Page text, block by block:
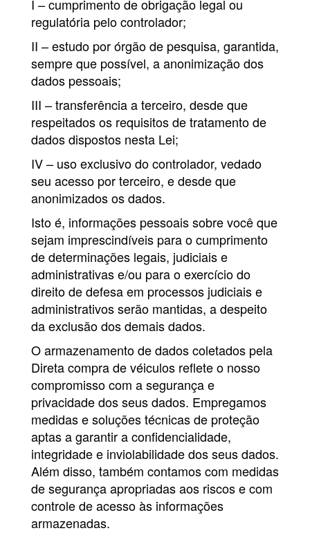
I – cumprimento de obrigação legal ou
regulatória pelo controlador;
II – estudo por órgão de pesquisa, garantida,
sempre que possível, a anonimização dos
dados pessoais;
III – transferência a terceiro, desde que
respeitados os requisitos de tratamento de
dados dispostos nesta Lei;
IV – uso exclusivo do controlador, vedado
seu acesso por terceiro, e desde que
anonimizados os dados.
Isto é, informações pessoais sobre você que
sejam imprescindíveis para o cumprimento
de determinações legais, judiciais e
administrativas e/ou para o exercício do
direito de defesa em processos judiciais e
administrativos serão mantidas, a despeito
da exclusão dos demais dados.
O armazenamento de dados coletados pela
Direta compra de véiculos reflete o nosso
compromisso com a segurança e
privacidade dos seus dados. Empregamos
medidas e soluções técnicas de proteção
aptas a garantir a confidencialidade,
integridade e inviolabilidade dos seus dados.
Além disso, também contamos com medidas
de segurança apropriadas aos riscos e com
controle de acesso às informações
armazenadas.